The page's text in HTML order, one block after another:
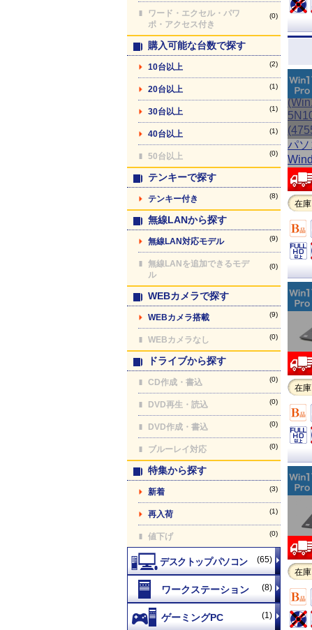
ワード・エクセル・パワ
ポ・アクセス付き
(0)
購入可能な台数で探す
10台以上 (2)
20台以上 (1)
30台以上 (1)
40台以上 (1)
50台以上 (0)
テンキーで探す
テンキー付き (8)
無線LANから探す
無線LAN対応モデル (9)
無線LANを追加できるモデ
ル
(0)
WEBカメラで探す
WEBカメラ搭載 (9)
WEBカメラなし (0)
ドライブから探す
CD作成・書込 (0)
DVD再生・読込 (0)
DVD作成・書込 (0)
ブルーレイ対応 (0)
特集から探す
新着 (3)
再入荷 (1)
値下げ (0)
(65)
(8)
(1)
在庫
在庫
在庫